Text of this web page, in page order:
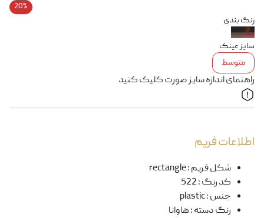
20%
رنگ بندی
سایز عینک
متوسط
راهنمای اندازه سایز صورت کلیک کنید
اطلاعات فریم
شکل فریم:
rectangle
کد رنگ:
522
جنس:
plastic
رنگ دسته:هاوانا